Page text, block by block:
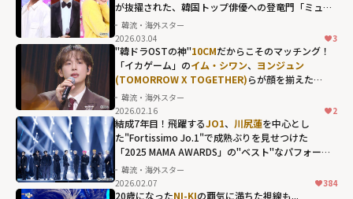
が抜擢された、韓国トップ俳優への登竜門「ミュー
ジックバンク」の歴代MC
韓流・海外スター
2026.03.04
3
10CMだからこそ
のマッチング！
「イカゲーム」
のイム・シワ
ン、ヨンジュン
"韓ドラOSTの神"10CMだからこそのマッチング！
「イカゲーム」のイム・シワン、 ヨンジュン
(TOMORROW X TOGETHER)らが顔を揃えた
「THE SEASONS」年末特番
韓流・海外スター
2026.02.16
2
結成7年目！飛躍するJO1、 川尻蓮を中心とし
た"Fortissimo Jo.1"で成熟ぶりを見せつけた
「2025 MAMA AWARDS」の"ベスト"なパフォーマ
ンス
韓流・海外スター
2026.02.07
384
20歳になったNI-KIの覇気に満ちた視線も...